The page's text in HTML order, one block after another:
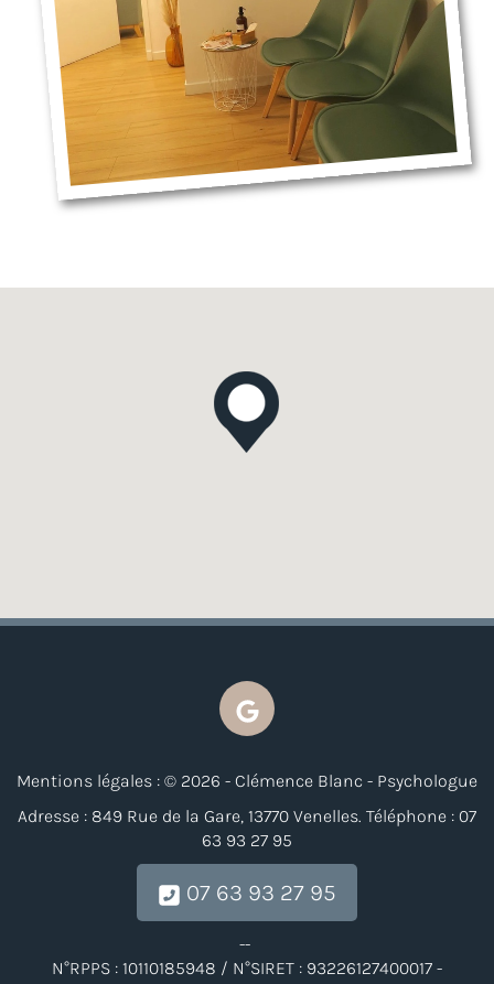
Mentions légales : © 2026 - Clémence Blanc - Psychologue
Adresse : 849 Rue de la Gare, 13770 Venelles. Téléphone : 07
63 93 27 95
07 63 93 27 95
--
N°RPPS : 10110185948 / N°SIRET : 93226127400017 -